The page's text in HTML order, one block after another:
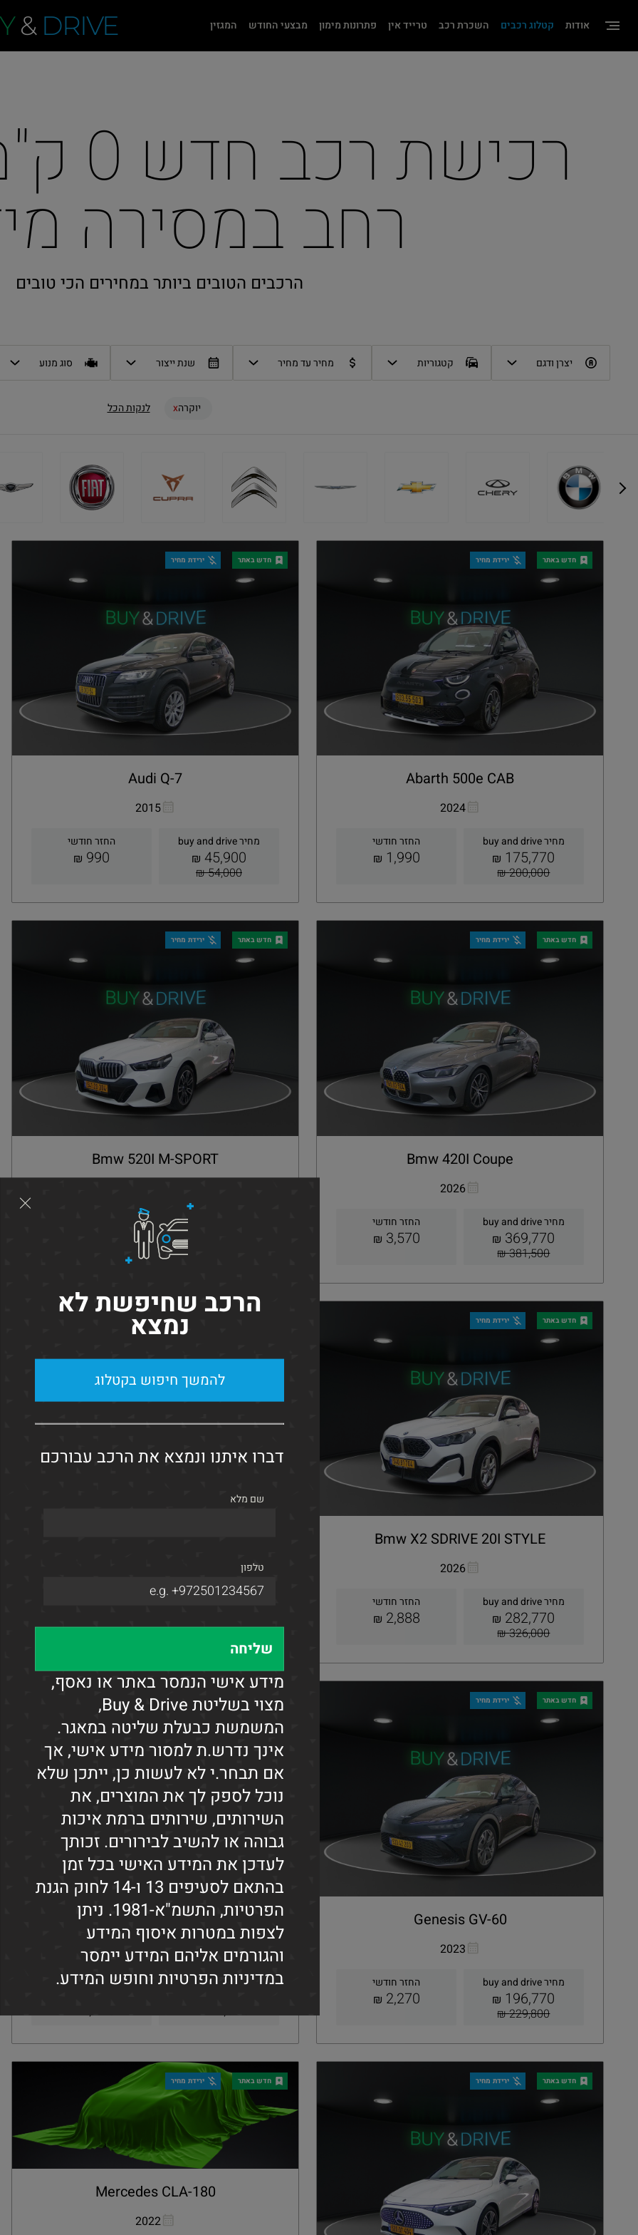
לֵב:
בְּאֲתָר
לְעִוְורִים
Control-
לִפְתִיחַת
אודות קטלוג רכבים השכרת רכב טרייד אין פתרונות מימון מבצעי החודש המגזין & DRIVE
רחב במסירה
הרכבים הטובים ביותר במחירים הכי טובים
יצרן ודגם קטגוריות מחיר עד מחיר שנת ייצור סוג מנוע
יוקרה לנקות הכל
חדש באתר ירידת מחיר
Abarth 500e CAB
2024
מחיר buy and drive
175,770
₪
200,000 ₪
החזר חודשי
1,990
₪
העתקת קישור Whatsapp
קבלת הצעה
חדש באתר ירידת מחיר
Audi Q-7
2015
מחיר buy and drive
45,900
₪
54,000 ₪
החזר חודשי
990
₪
Whatsapp
קבלת הצעה חדש באתר ירידת מחיר
Bmw 420I Coupe
2026
מחיר buy and drive
369,770
₪
381,500 ₪
החזר חודשי
3,570
₪
העתקת קישור Whatsapp
קבלת הצעה
חדש באתר ירידת מחיר
Bmw 520I M-SPORT
₪
העתקת קישור Whatsapp
חדש באתר ירידת מחיר
Bmw X2 SDRIVE 20I STYLE
2026
מחיר buy and drive
282,770
₪
326,000 ₪
החזר חודשי
2,888
₪
העתקת קישור Whatsapp
קבלת הצעה
ירידת מחיר
קבלת הצעה חדש באתר ירידת מחיר
Genesis GV-60
2023
מחיר buy and drive
196,770
₪
229,800 ₪
החזר חודשי
2,270
₪
העתקת קישור Whatsapp
קבלת הצעה
חדש באתר
Lexus RX300
2020
127,000
₪
1,470
₪
העתקת קישור
קבלת הצעה חדש באתר ירידת מחיר חדש באתר ירידת מחיר
Mercedes CLA-180
2022
העתקת קישור Whatsapp
הרכב שחיפשת לא
נמצא
להמשך חיפוש בקטלוג
דברו איתנו ונמצא את הרכב עבורכם
שם מלא
טלפון
מידע אישי הנמסר באתר או נאסף,
מצוי בשליטת Buy & Drive,
המשמשת כבעלת שליטה במאגר.
אינך נדרש.ת למסור מידע אישי, אך
אם תבחר.י לא לעשות כן, ייתכן שלא
נוכל לספק לך את המוצרים, את
השירותים, שירותים ברמת איכות
גבוהה או להשיב לבירורים. זכותך
לעדכן את המידע האישי בכל זמן
בהתאם לסעיפים 13 ו-14 לחוק הגנת
הפרטיות, התשמ"א-1981. ניתן
לצפות במטרות איסוף המידע
והגורמים אליהם המידע יימסר
במדיניות הפרטיות וחופש המידע.